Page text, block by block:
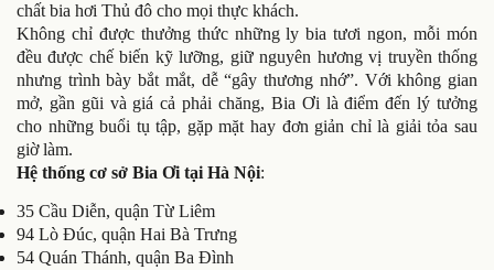
chất bia hơi Thủ đô cho mọi thực khách.
Không chỉ được thưởng thức những ly bia tươi ngon, mỗi món
đều được chế biến kỹ lưỡng, giữ nguyên hương vị truyền thống
nhưng trình bày bắt mắt, dễ “gây thương nhớ”. Với không gian
mở, gần gũi và giá cả phải chăng, Bia Ơi là điểm đến lý tưởng
cho những buổi tụ tập, gặp mặt hay đơn giản chỉ là giải tỏa sau
giờ làm.
Hệ thống cơ sở Bia Ơi tại Hà Nội:
35 Cầu Diễn, quận Từ Liêm
94 Lò Đúc, quận Hai Bà Trưng
54 Quán Thánh, quận Ba Đình